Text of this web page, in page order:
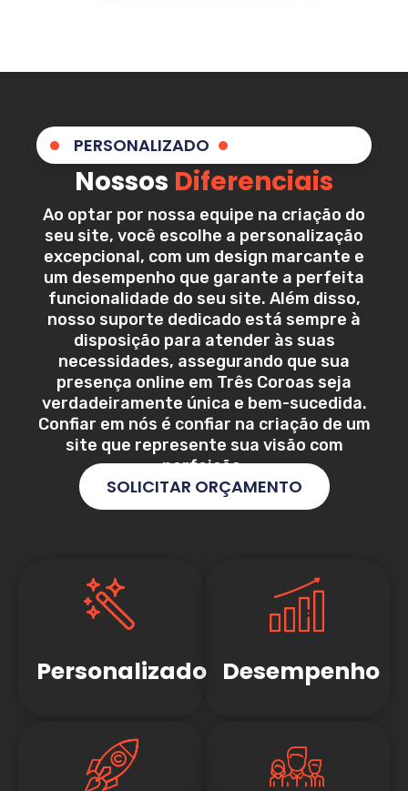
PERSONALIZADO
Nossos Diferenciais
Ao optar por nossa equipe na criação do
seu site, você escolhe a personalização
excepcional, com um design marcante e
um desempenho que garante a perfeita
funcionalidade do seu site. Além disso,
nosso suporte dedicado está sempre à
disposição para atender às suas
necessidades, assegurando que sua
presença online em Três Coroas seja
verdadeiramente única e bem-sucedida.
Confiar em nós é confiar na criação de um
site que represente sua visão com
perfeição.
SOLICITAR ORÇAMENTO
Personalizado Desempenho